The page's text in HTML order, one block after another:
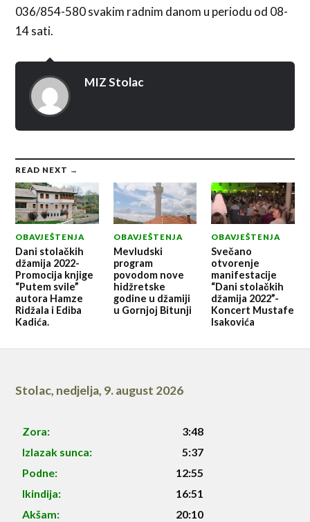
036/854-580 svakim radnim danom u periodu od 08-
14 sati.
MIZ Stolac
READ NEXT →
OBAVJEŠTENJA
Dani stolačkih
džamija 2022-
Promocija knjige
“Putem svile”
autora Hamze
Ridžala i Ediba
Kadića.
OBAVJEŠTENJA
Mevludski
program
povodom nove
hidžretske
godine u džamiji
u Gornjoj Bitunji
OBAVJEŠTENJA
Svečano
otvorenje
manifestacije
“Dani stolačkih
džamija 2022”-
Koncert Mustafe
Isakovića
Stolac, nedjelja, 9. august 2026
Zora:
3:48
Izlazak sunca:
5:37
Podne:
12:55
Ikindija:
16:51
Akšam:
20:10